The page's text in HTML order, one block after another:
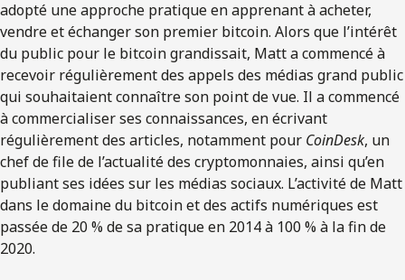
adopté une approche pratique en apprenant à acheter,
vendre et échanger son premier bitcoin. Alors que l’intérêt
du public pour le bitcoin grandissait, Matt a commencé à
recevoir régulièrement des appels des médias grand public
qui souhaitaient connaître son point de vue. Il a commencé
à commercialiser ses connaissances, en écrivant
régulièrement des articles, notamment pour CoinDesk, un
chef de file de l’actualité des cryptomonnaies, ainsi qu’en
publiant ses idées sur les médias sociaux. L’activité de Matt
dans le domaine du bitcoin et des actifs numériques est
passée de 20 % de sa pratique en 2014 à 100 % à la fin de
2020.